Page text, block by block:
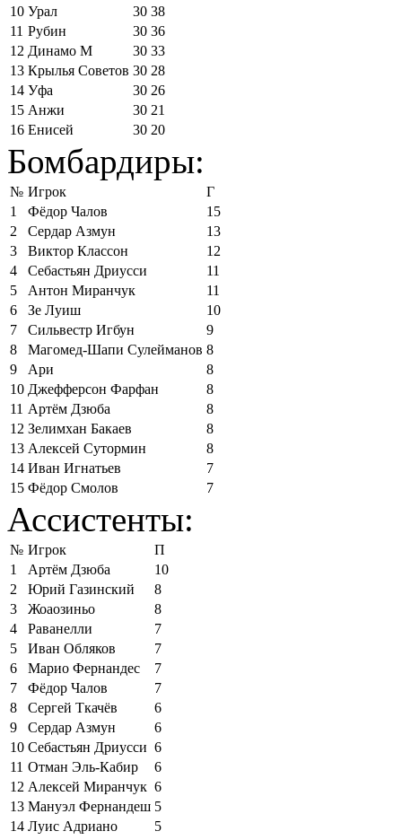
10 Урал 30 38
11 Рубин 30 36
12 Динамо М 30 33
13 Крылья Советов 30 28
14 Уфа 30 26
15 Анжи 30 21
16 Енисей 30 20
Бомбардиры:
№ Игрок
Г
1
Фёдор Чалов
15
2
Сердар Азмун
13
3
Виктор Классон
12
4
Себастьян Дриусси
11
5
Антон Миранчук
11
6
Зе Луиш
10
7
Сильвестр Игбун
9
8
Магомед-Шапи Сулейманов 8
9
Ари
8
10 Джефферсон Фарфан
8
11 Артём Дзюба
8
12 Зелимхан Бакаев
8
13 Алексей Сутормин
8
14 Иван Игнатьев
7
15 Фёдор Смолов 7
Ассистенты:
№ Игрок
П
1
Артём Дзюба
10
2
Юрий Газинский
8
3
Жоаозиньо
8
4
Раванелли
7
5
Иван Обляков
7
6
Марио Фернандес
7
7
Фёдор Чалов
7
8
Сергей Ткачёв
6
9
Сердар Азмун
6
10 Себастьян Дриусси 6
11 Отман Эль-Кабир
6
12 Алексей Миранчук 6
13 Мануэл Фернандеш 5
14 Луис Адриано
5